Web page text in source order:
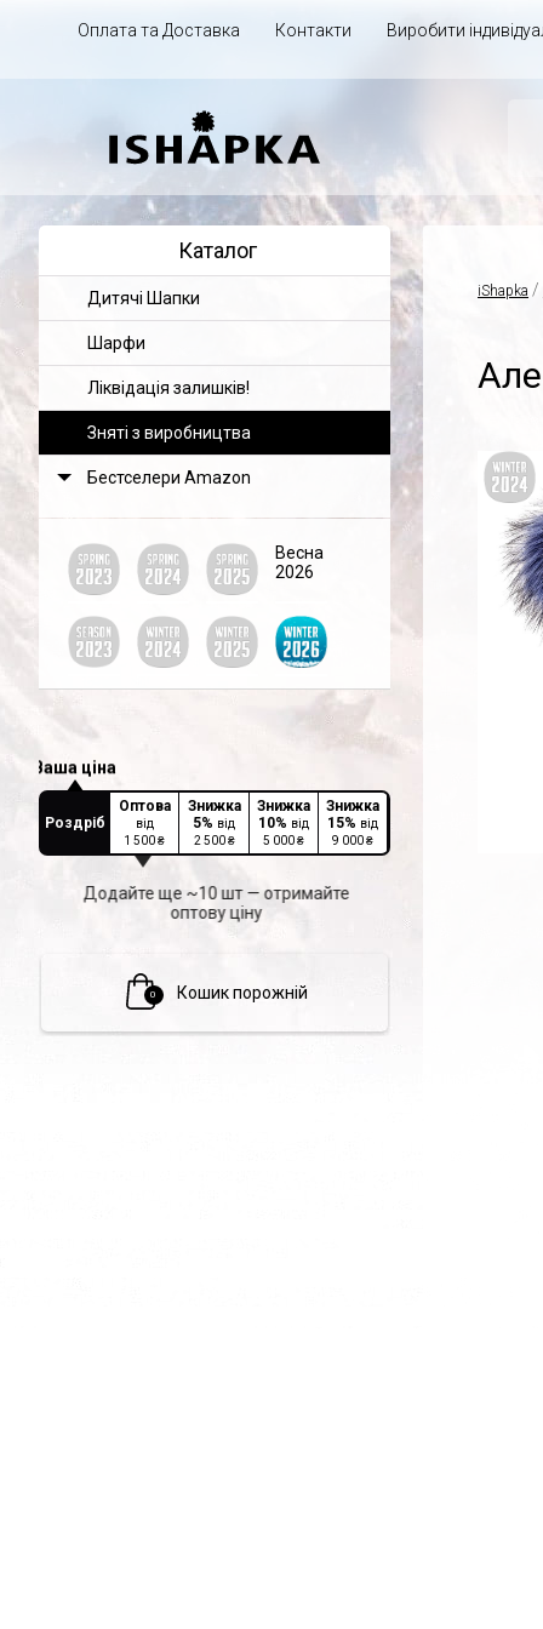
Оплата та Доставка Контакти Виробити
Каталог
Дитячі Шапки
Шарфи
Ліквідація залишків!
Зняті з виробництва
Бестселери Amazon
Весна
2026
Роздріб
Оптова
від
1 500₴
Знижка
5% від
2 500₴
Знижка
10% від
5 000₴
Знижка
15% від
9 000₴
Додайте ще ~10 шт — отримайте
оптову ціну
0 Кошик порожній
iShapka /